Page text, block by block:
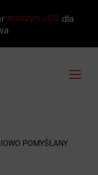
maszyn JCB dla
POMYŚLANY